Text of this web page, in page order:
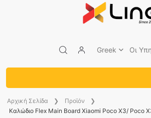
Greek Οι
Aρχική Σελίδα
Προϊόν
Καλώδιο Flex Main Board Xiaomi Poco X3/ Poco